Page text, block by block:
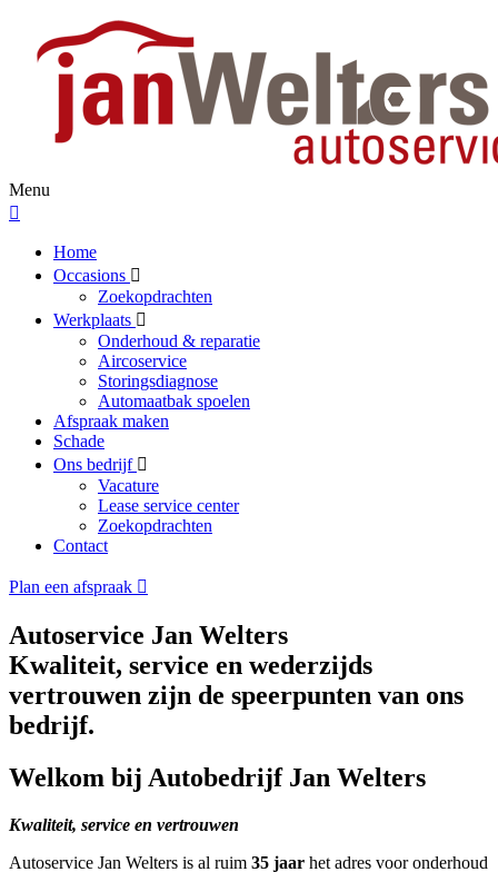
Menu
Home
Occasions
Zoekopdrachten
Werkplaats
Onderhoud & reparatie
Aircoservice
Storingsdiagnose
Automaatbak spoelen
Afspraak maken
Schade
Ons bedrijf
Vacature
Lease service center
Zoekopdrachten
Contact
Plan een afspraak
Autoservice Jan Welters
Kwaliteit, service en wederzijds
vertrouwen zijn de speerpunten van ons
bedrijf.
Welkom bij Autobedrijf Jan Welters
Kwaliteit, service en vertrouwen
Autoservice Jan Welters is al ruim 35 jaar het adres voor onderhoud